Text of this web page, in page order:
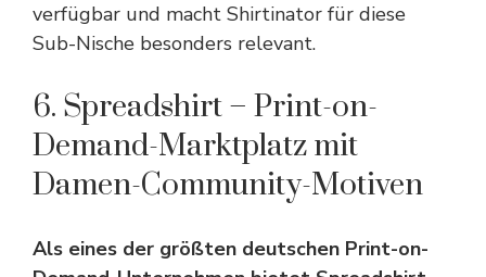
verfügbar und macht Shirtinator für diese
Sub-Nische besonders relevant.
6. Spreadshirt – Print-on-
Demand-Marktplatz mit
Damen-Community-Motiven
Als eines der größten deutschen Print-on-